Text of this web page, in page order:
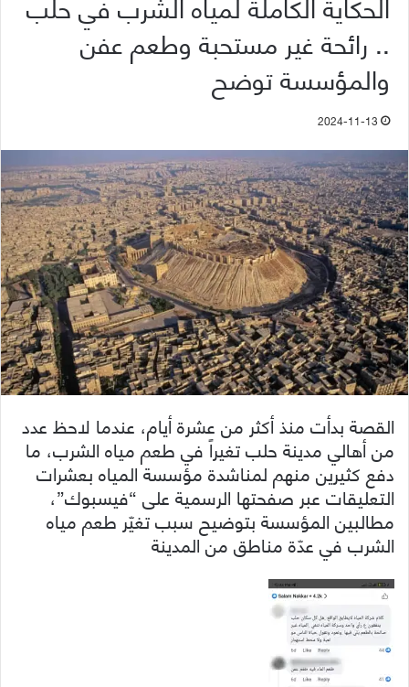
.. رائحة غير مستحبة وطعم عفن
والمؤسسة توضح
2024-11-13
القصة بدأت منذ أكثر من عشرة أيام، عندما لاحظ عدد
من أهالي مدينة حلب تغيراً في طعم مياه الشرب، ما
دفع كثيرين منهم لمناشدة مؤسسة المياه بعشرات
التعليقات عبر صفحتها الرسمية على “فيسبوك”،
مطالبين المؤسسة بتوضيح سبب تغيّر طعم مياه
الشرب في عدّة مناطق من المدينة